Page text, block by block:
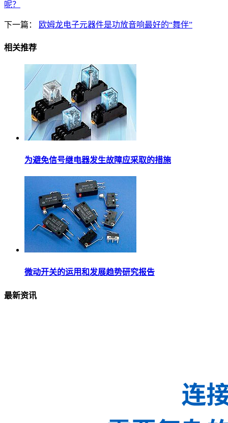
呢？
下一篇： 欧姆龙电子元器件是功放音响最好的“舞伴”
相关推荐
为避免信号继电器发生故障应采取的措施
微动开关的运用和发展趋势研究报告
最新资讯